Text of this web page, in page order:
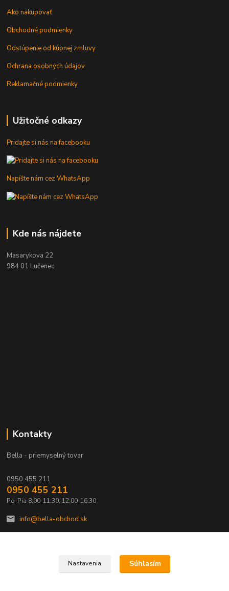
Ako nakupovať
Obchodné podmienky
Odstúpenie od kúpnej zmluvy
Ochrana osobných údajov
Reklamačné podmienky
Užitočné odkazy
Pridajte si nás na facebooku
Napíšte nám cez WhatsApp
Kde nás nájdete
Masarykova 22
984 01 Lučenec
Kontakty
Bella - priemyselný tovar
0950 455 211
0950 455 211
Po-Pia 8:00-11:30, 12:00-16:30
info@bella-obchod.sk
Nastavenia Súhlasím